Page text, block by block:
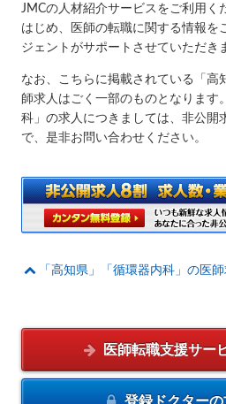
JMCの人材紹介サービスをご利用く
はじめ、医師の転職に関する情報を
ジェントがサポートさせていただき
なお、こちらに掲載されている「高
師求人はごく一部のものとなります
科」の求人につきましては、非公開
で、是非お問い合わせください。
「高知県」「循環器内科」の医
医師転職支援サー
登録ドクターの